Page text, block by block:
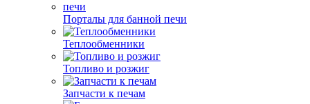
Порталы для банной печи
Теплообменники
Топливо и розжиг
Запчасти к печам